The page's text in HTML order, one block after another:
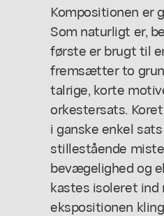
Kompositionen er
Som naturligt er,
første er brugt til
fremsætter to
talrige, korte
orkestersats.
i ganske enkel
stillestående
bevægelighed og
kastes isoleret ind
ekspositionen